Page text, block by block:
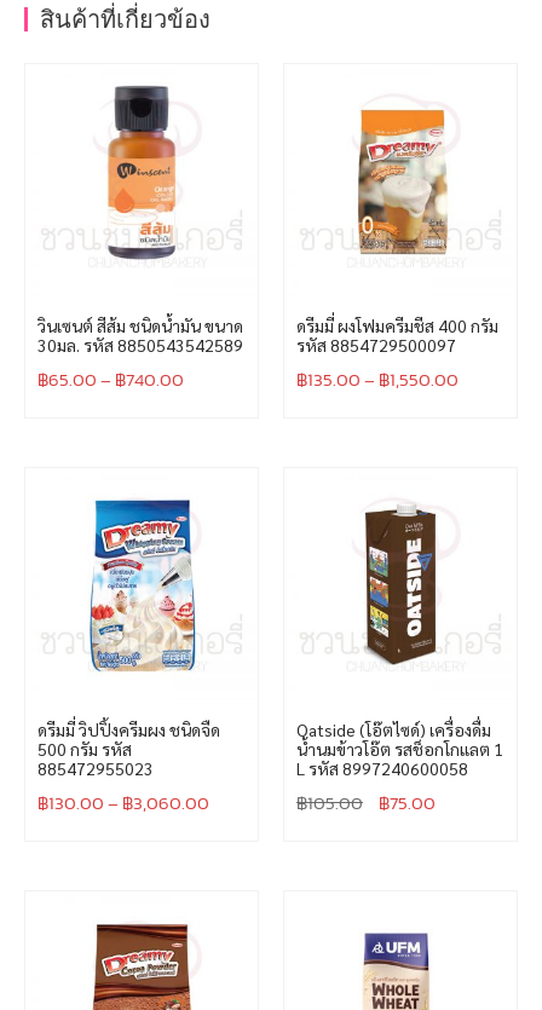
สินค้าที่เกี่ยวข้อง
วินเซนต์ สีส้ม ชนิดน้ำมัน ขนาด
30มล. รหัส 8850543542589
฿65.00– ฿740.00
ดรีมมี่ ผงโฟมครีมชีส 400 กรัม
รหัส 8854729500097
฿135.00– ฿1,550.00
ดรีมมี่ วิปปิ้งครีมผง ชนิดจืด
500 กรัม รหัส
885472955023
฿130.00– ฿3,060.00
Oatside (โอ๊ตไซด์) เครื่องดื่ม
น้ำนมข้าวโอ๊ต รสช็อกโกแลต 1
L รหัส 8997240600058
฿105.00 ฿75.00